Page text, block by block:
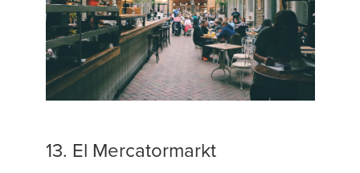
13. El Mercatormarkt